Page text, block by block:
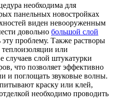
необходима для
панельных новостройках
виден невооруженным
довольно большой слой
проблему. Также растворы
или
случаев слой штукатурки
что позволяет эффективно
и поглощать звуковые волны.
краску или клей,
необходимо проводить